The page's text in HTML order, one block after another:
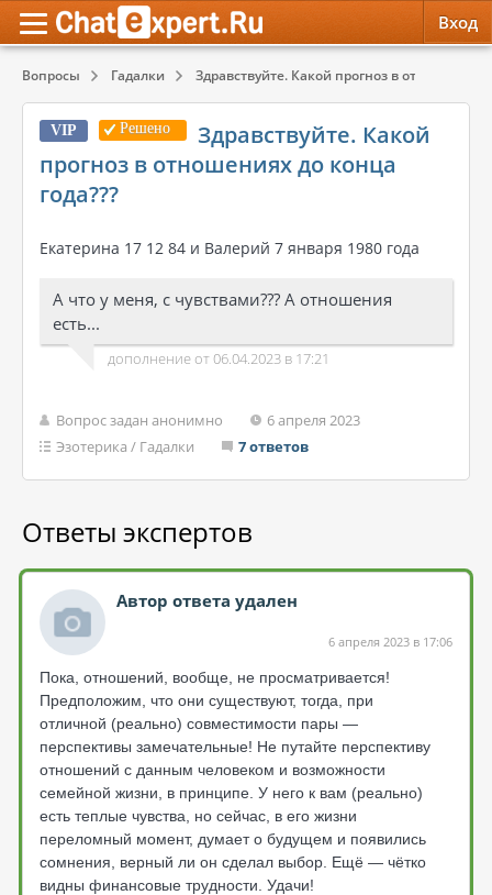
Вход
Вопросы Гадалки Здравствуйте. Какой прогноз в отношениях
VIP Решено
Здравствуйте. Какой
прогноз в отношениях до конца
года???
Екатерина 17 12 84 и Валерий 7 января 1980 года
А что у меня, с чувствами??? А отношения
есть...
дополнение от 06.04.2023 в 17:21
Вопрос задан анонимно
6 апреля 2023
Эзотерика / Гадалки 7 ответов
Ответы экспертов
Автор ответа удален
6 апреля 2023 в 17:06
Пока, отношений, вообще, не просматривается!
Предположим, что они существуют, тогда, при
отличной (реально) совместимости пары —
перспективы замечательные! Не путайте перспективу
отношений с данным человеком и возможности
семейной жизни, в принципе. У него к вам (реально)
есть теплые чувства, но сейчас, в его жизни
переломный момент, думает о будущем и появились
сомнения, верный ли он сделал выбор. Ещё — чётко
видны финансовые трудности. Удачи!
Психология
Эзотерика
Красота, Здоровье
Психология
Эзотерика
Красота, Здоровье
Обратная связь
Служба поддержки
Правила сервиса